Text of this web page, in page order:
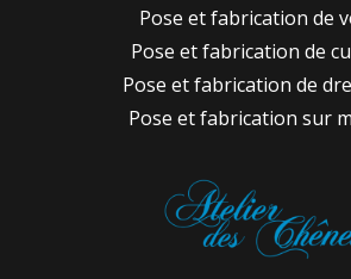
Pose et fabrication de
Pose et fabrication de
Pose et fabrication de
Pose et fabrication sur